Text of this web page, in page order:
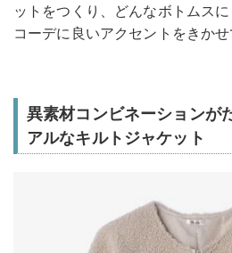
ットをつくり、どんなボトムス
コーデに良いアクセントをきかせ
異素材コンビネーションが
アルなキルトジャケット